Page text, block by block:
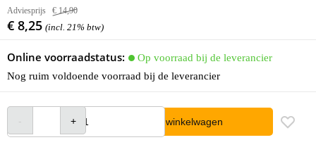
Adviesprijs € 14,90
€ 8,25 (incl. 21% btw)
Online voorraadstatus:
Op voorraad bij de leverancier
Nog ruim voldoende voorraad bij de leverancier
In winkelwagen